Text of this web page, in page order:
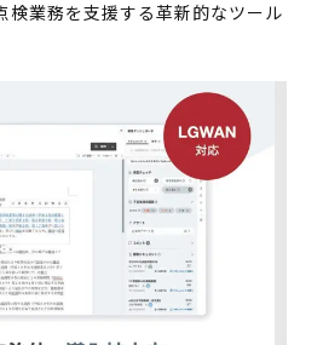
検業務を支援する革新的なツール